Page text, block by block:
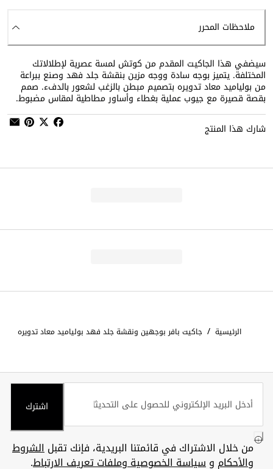
ملاحظات المحرر
سيضفي هذا الجاكيت المقدم من كوتش لمسة عصرية لإطلالاتك
المختلفة. يتميز بوجه سادة ووجه مزين بنقشة جلد فهد وصنع ببراعة
من بولياميد معاد تدويره بتصميم مبطن بالزغب لشعور بالدفء. صمم
بقصة قصيرة مع جيوب عملية بغطاء وأساور مطاطية لمقاس مضبوط.
شارك هذا المنتج
الرئيسية / جاكيت بافر بوجهين ونقشة جلد فهد بولياميد معاد تدويره
اشترك
من خلال الاشتراك في قائمتنا البريدية، فإنك تقبلالشروط
والأحكام وسياسة الخصوصية وملفات تعريف الارتباط.